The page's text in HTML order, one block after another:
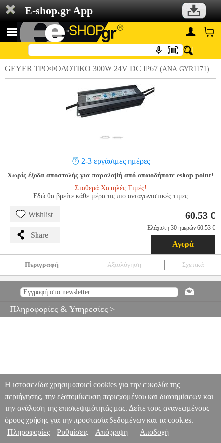
E-shop.gr App
GEYER ΤΡΟΦΟΔΟΤΙΚΟ 300W 24V DC IP67 (ANA.GYR1171)
2-3 εργάσιμες ημέρες
Χωρίς έξοδα αποστολής για παραλαβή από οποιοδήποτε eshop point!
Σταθερά Χαμηλές Τιμές!
Εδώ θα βρείτε κάθε μέρα τις πιο ανταγωνιστικές τιμές
Wishlist
Share
60.53 €
Ελάχιστη 30 ημερών 60.53 €
Αγορά
Περιγραφή Αξιολόγηση Σχετικά
ANA.GYR1171 GEYER
GEYER
60.53
Πληροφορίες & Υπηρεσίες >
Η ιστοσελίδα χρησιμοποιεί cookies για την ευκολία της
περιήγησης, την εξατομίκευση περιεχομένου και διαφημίσεων και
την ανάλυση της επισκεψιμότητάς μας. Δείτε τους ανανεωμένους
όρους χρήσης για την προστασία δεδομένων και τα cookies.
Πληροφορίες
Ρυθμίσεις Απόρριψη Αποδοχή